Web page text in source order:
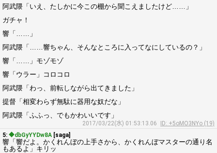
阿武隈「いえ、たしかに今この棚から聞こえましたけど……」
ガチャ！
響「……」
阿武隈「……響ちゃん、そんなところに入ってなにしているの？」
響「……」モゾモゾ
響「ウラー」コロコロ
阿武隈「わっ、前転しながら出てきました」
提督「相変わらず無駄に器用な奴だな」
阿武隈「ふふっ、でもかわいいです」
2017/03/22(水) 01:53:13.06
ID: +5oMO3NYo (19)
5: ◆dbGyYYDw8A [saga]
響「響だよ。かくれんぼの上手さから、かくれんぼマスターの通り名
もあるよ」キリッ